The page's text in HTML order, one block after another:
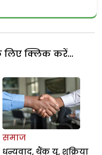
लिए क्लिक करें...
समाज
धन्यवाद, थैंक यू, शुक्रिया